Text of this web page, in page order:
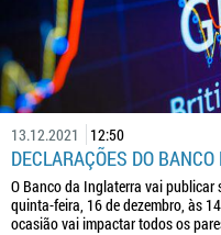
13.12.2021 12:50
DECLARAÇÕES DO
O Banco da Inglaterra vai
quinta-feira, 16 de dezembro, às
ocasião vai impactar todos os